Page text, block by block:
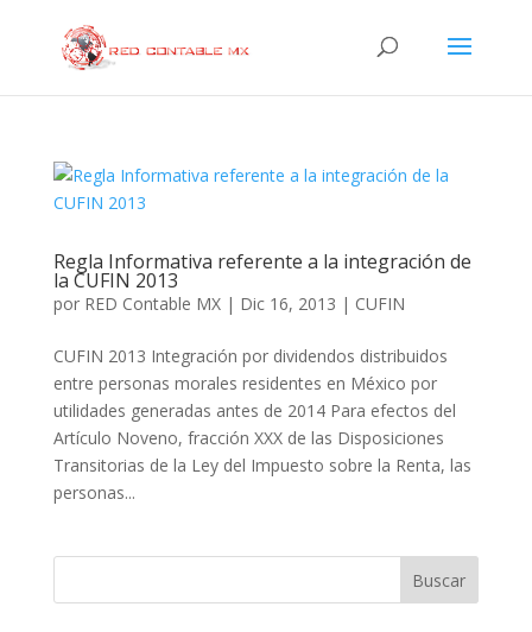
Regla Informativa referente a la integración de
la CUFIN 2013
por RED Contable MX| Dic 16, 2013 | CUFIN
CUFIN 2013 Integración por dividendos distribuidos
entre personas morales residentes en México por
utilidades generadas antes de 2014 Para efectos del
Artículo Noveno, fracción XXX de las Disposiciones
Transitorias de la Ley del Impuesto sobre la Renta, las
personas...
Buscar